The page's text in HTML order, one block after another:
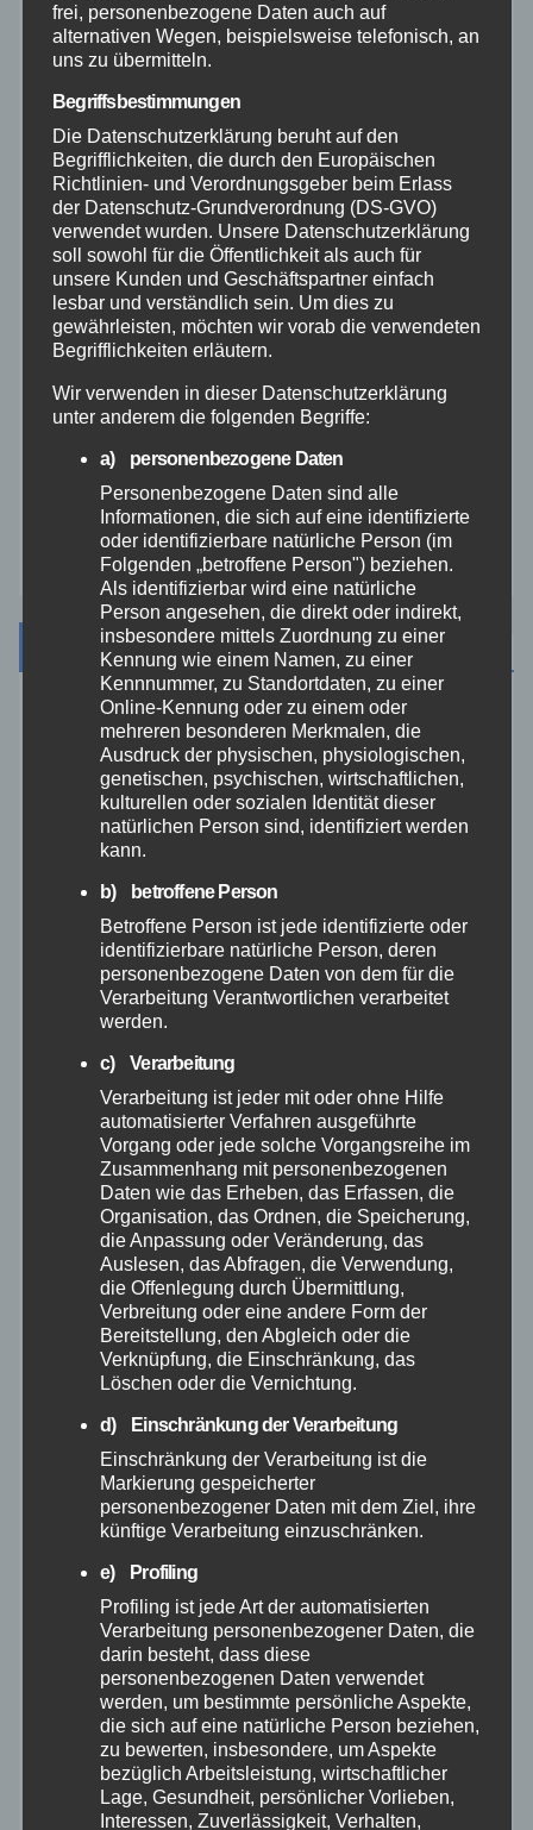
Neuwied
Polizei
Rettungsdienst
Rhein-Lahn
THW
Veranstaltungen
Video
Archiv
August 2026
Juli 2026
Juni 2026
April 2026
Februar 2026
Januar 2026
Dezember 2025
November 2025
Oktober 2025
September 2025
August 2025
Juli 2025
Juni 2025
Mai 2025
April 2025
März 2025
frei, personenbezogene Daten auch auf
alternativen Wegen, beispielsweise telefonisch, an
uns zu übermitteln.
Begriffsbestimmungen
Die Datenschutzerklärung beruht auf den
Begrifflichkeiten, die durch den Europäischen
Richtlinien- und Verordnungsgeber beim Erlass
der Datenschutz-Grundverordnung (DS-GVO)
verwendet wurden. Unsere Datenschutzerklärung
soll sowohl für die Öffentlichkeit als auch für
unsere Kunden und Geschäftspartner einfach
lesbar und verständlich sein. Um dies zu
gewährleisten, möchten wir vorab die verwendeten
Begrifflichkeiten erläutern.
Wir verwenden in dieser Datenschutzerklärung
unter anderem die folgenden Begriffe:
a) personenbezogene Daten
Personenbezogene Daten sind alle
Informationen, die sich auf eine identifizierte
oder identifizierbare natürliche Person (im
Folgenden „betroffene Person") beziehen.
Als identifizierbar wird eine natürliche
Person angesehen, die direkt oder indirekt,
insbesondere mittels Zuordnung zu einer
Kennung wie einem Namen, zu einer
Kennnummer, zu Standortdaten, zu einer
Online-Kennung oder zu einem oder
mehreren besonderen Merkmalen, die
Ausdruck der physischen, physiologischen,
genetischen, psychischen, wirtschaftlichen,
kulturellen oder sozialen Identität dieser
natürlichen Person sind, identifiziert werden
kann.
b) betroffene Person
Betroffene Person ist jede identifizierte oder
identifizierbare natürliche Person, deren
personenbezogene Daten von dem für die
Verarbeitung Verantwortlichen verarbeitet
werden.
c) Verarbeitung
Verarbeitung ist jeder mit oder ohne Hilfe
automatisierter Verfahren ausgeführte
Vorgang oder jede solche Vorgangsreihe im
Zusammenhang mit personenbezogenen
Daten wie das Erheben, das Erfassen, die
Organisation, das Ordnen, die Speicherung,
die Anpassung oder Veränderung, das
Auslesen, das Abfragen, die Verwendung,
die Offenlegung durch Übermittlung,
Verbreitung oder eine andere Form der
Bereitstellung, den Abgleich oder die
Verknüpfung, die Einschränkung, das
Löschen oder die Vernichtung.
d) Einschränkung der Verarbeitung
Einschränkung der Verarbeitung ist die
Markierung gespeicherter
personenbezogener Daten mit dem Ziel, ihre
künftige Verarbeitung einzuschränken.
e) Profiling
Profiling ist jede Art der automatisierten
Verarbeitung personenbezogener Daten, die
darin besteht, dass diese
personenbezogenen Daten verwendet
werden, um bestimmte persönliche Aspekte,
die sich auf eine natürliche Person beziehen,
zu bewerten, insbesondere, um Aspekte
bezüglich Arbeitsleistung, wirtschaftlicher
Lage, Gesundheit, persönlicher Vorlieben,
Interessen, Zuverlässigkeit, Verhalten,